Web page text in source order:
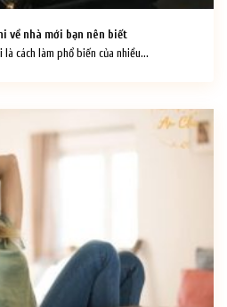
về nhà mới bạn nên biết
cách làm phổ biến của nhiều...